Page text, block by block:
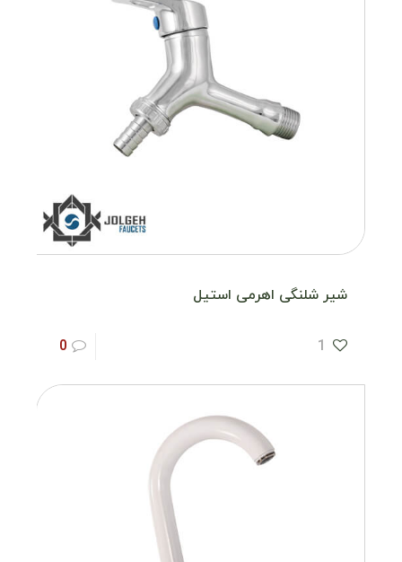
شیر شلنگی اهرمی استیل
1
0